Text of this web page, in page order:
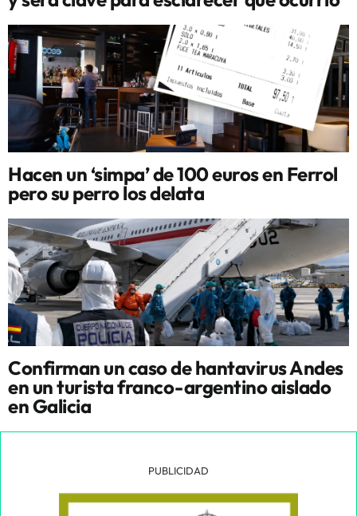
Hacen un ‘simpa’ de 100 euros en Ferrol
pero su perro los delata
Confirman un caso de hantavirus Andes
en un turista franco-argentino aislado
en Galicia
PUBLICIDAD